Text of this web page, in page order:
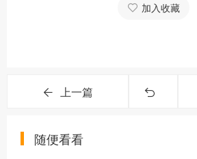
加入收藏
上一篇
随便看看